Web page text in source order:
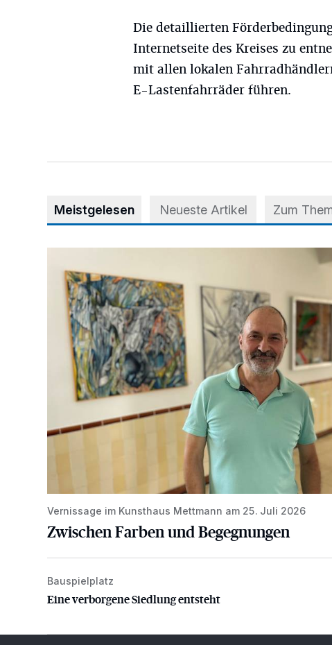
Die detaillierten
Internetseite des Kreises zu
mit allen lokalen
E-Lastenfahrräder führen.
Meistgelesen Neueste Artikel Zum
Vernissage im Kunsthaus Mettmann am 25. Juli 2026
Zwischen Farben und Begegnungen
Eine verborgene Siedlung entsteht
Bauspielplatz
Eine verborgene Siedlung entsteht